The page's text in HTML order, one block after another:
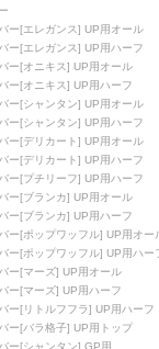
ー[エレガンス] UP用オール
ー[エレガンス] UP用ハーフ
ー[オニキス] UP用オール
ー[オニキス] UP用ハーフ
ー[シャンタン] UP用オール
ー[シャンタン] UP用ハーフ
ー[デリカート] UP用オール
ー[デリカート] UP用ハーフ
ー[プチリーフ] UP用ハーフ
ー[ブランカ] UP用オール
ー[ブランカ] UP用ハーフ
ー[ポップワッフル] UP用オー
ー[ポップワッフル] UP用ハー
ー[マーズ] UP用オール
ー[マーズ] UP用ハーフ
ー[リトルフフラ] UP用ハーフ
ー[バラ格子] UP用トップ